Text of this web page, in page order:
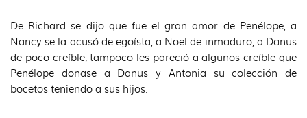
De Richard se dijo que fue el gran amor de Penélope, a
Nancy se la acusó de egoísta, a Noel de inmaduro, a Danus
de poco creíble, tampoco les pareció a algunos creíble que
Penélope donase a Danus y Antonia su colección de
bocetos teniendo a sus hijos.